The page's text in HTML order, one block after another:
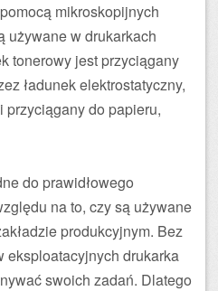
mikroskopijnych
używane w drukarkach
tonerowy jest przyciągany
ładunek elektrostatyczny,
do papieru,
do prawidłowego
na to, czy są używane
produkcyjnym. Bez
eksploatacyjnych drukarka
swoich zadań. Dlatego